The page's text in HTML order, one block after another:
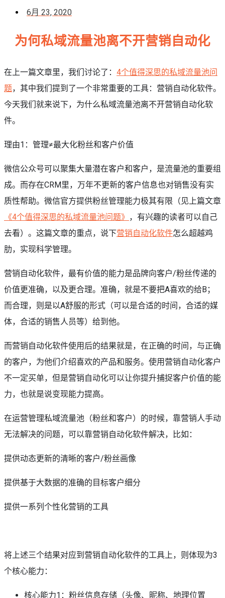
6月 23, 2020
为何私域流量池离不开营销自动化
在上一篇文章里，我们讨论了： 4个值得深思的私域流量池问
题，其中我们提到了一个非常重要的工具：营销自动化软件。
今天我们就来说下，为什么私域流量池离不开营销自动化软
件。
理由1：管理≠最大化粉丝和客户价值
微信公众号可以聚集大量潜在客户和客户，是流量池的重要组
成。而存在CRM里，万年不更新的客户信息也对销售没有实
质性帮助。微信官方提供粉丝管理能力极其有限（见上篇文章
《4个值得深思的私域流量池问题》 ，有兴趣的读者可以自己
去看）。这篇文章的重点，说下营销自动化软件怎么超越鸡
肋，实现科学管理。
营销自动化软件，最有价值的能力是品牌向客户/粉丝传递的
价值更准确，以及更合理。准确，就是不要把A喜欢的给B；
而合理，则是以A舒服的形式（可以是合适的时间，合适的媒
体，合适的销售人员等）给到他。
而营销自动化软件使用后的结果就是，在正确的时间，与正确
的客户，为他们介绍喜欢的产品和服务。使用营销自动化客户
不一定买单，但是营销自动化可以让你提升捕捉客户价值的能
力，也就是说变现能力提高。
在运营管理私域流量池（粉丝和客户）的时候，靠营销人手动
无法解决的问题，可以靠营销自动化软件解决，比如：
提供动态更新的清晰的客户/粉丝画像
提供基于大数据的准确的目标客户细分
提供一系列个性化营销的工具
将上述三个结果对应到营销自动化软件的工具上，则体现为3
个核心能力：
核心能力1：粉丝信息存储（头像、昵称、地理位置